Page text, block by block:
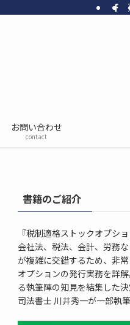
お問い合わせ
contact
書籍のご紹介
『税制適格ストックオプシ
会社法、税法、会計、労務
が複雑に交錯するため、非
オプションの発行実務を詳
る執筆陣の知見を結集した決
司法書士 川井秀一が一部執筆